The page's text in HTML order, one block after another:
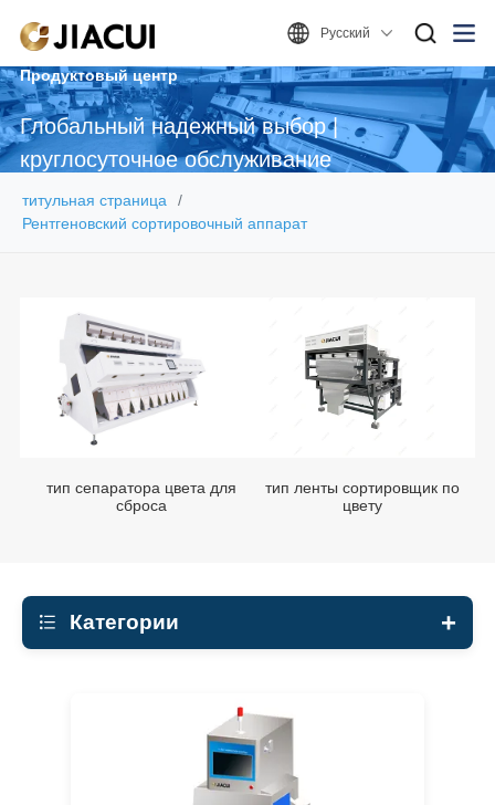
Русский
Продуктовый центр
Глобальный надежный выбор |
круглосуточное обслуживание
титульная страница
Рентгеновский сортировочный аппарат
тип сепаратора цвета для
сброса
тип ленты сортировщик по
цвету
Категории
Ореховый цветной сортировщик
Сортировщик цвета бобов